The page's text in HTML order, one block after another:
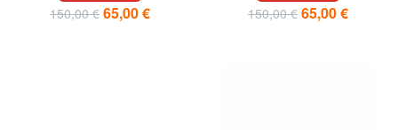
150,00 € 65,00 € 150,00 € 65,00 €